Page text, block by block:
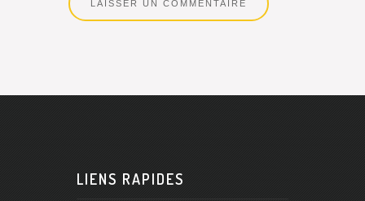
LIENS RAPIDES